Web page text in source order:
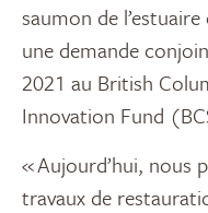
saumon de
une demande
2021 au British
Innovation Fund
« Aujourd’hui, nous
travaux de